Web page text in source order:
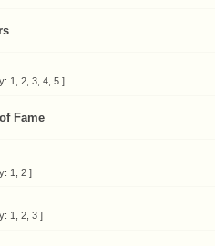
1 2 3 4 5 ]
Fame
1 2 ]
1 2 3 ]